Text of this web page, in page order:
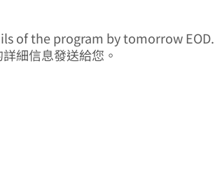
of the program by tomorrow EOD.
細信息發送給您。